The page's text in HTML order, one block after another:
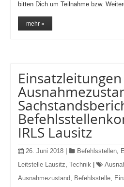
bitten Dich um Teilnahme bzw.
mehr »
IRLS Lausitz
26. Juni 2018 Befehlsstellen
Leitstelle Lausitz ,Technik
Ausnahmezustand
Befehlsstelle